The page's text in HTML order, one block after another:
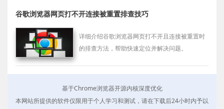
谷歌浏览器网页打不开连接被重置排查技巧
详细介绍谷歌浏览器网页打不开且连接被重置时
的排查方法，帮助快速定位并解决问题。
基于Chrome浏览器开源内核深度优化
本网站所提供的软件仅限用于个人学习和测试，请在下载后24小时内予以